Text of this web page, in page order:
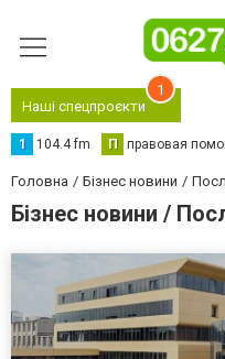
Наші спецпроєкти
1
1 104.4 fm П правовая
Головна Бізнес новини
Бізнес новини /